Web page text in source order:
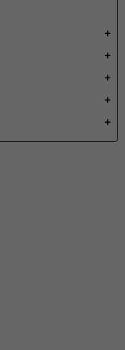
add
add
add
add
add